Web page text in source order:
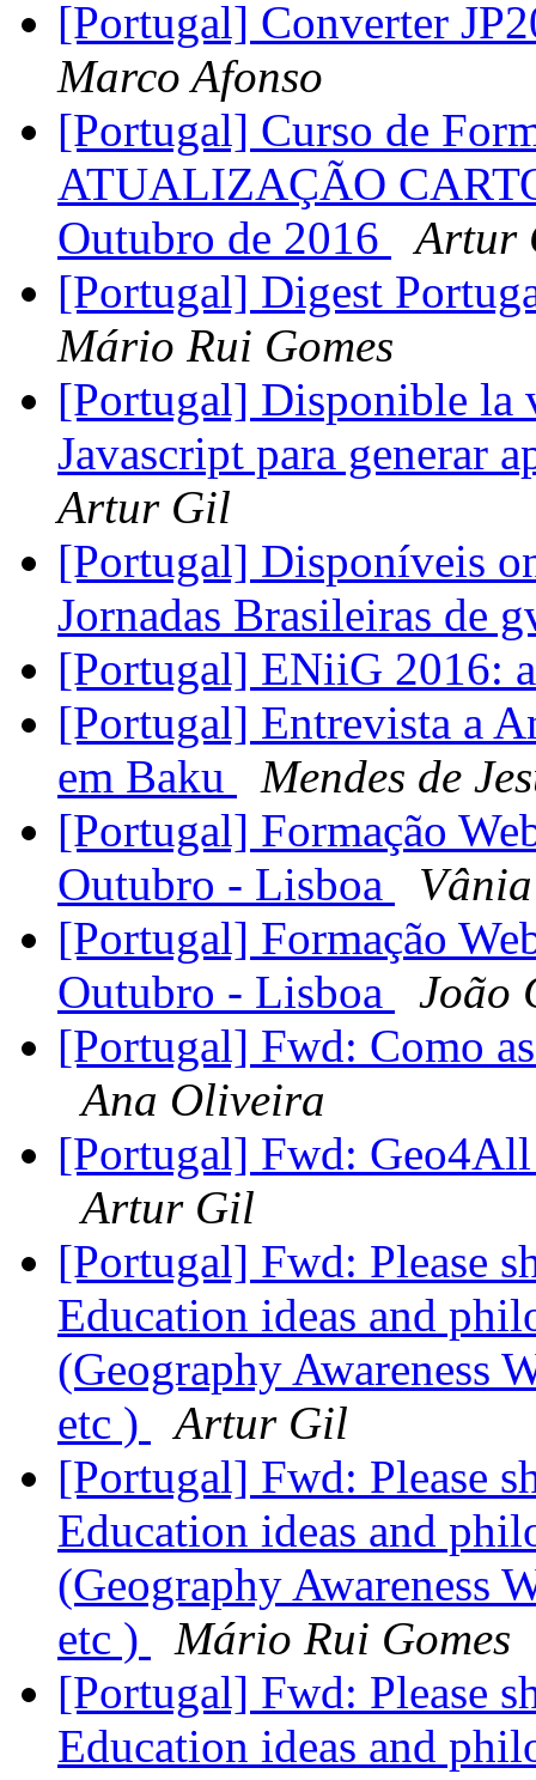
[Portugal] Converter
Marco Afonso
[Portugal] Curso de
ATUALIZAÇÃO
Outubro de 2016
Artur
[Portugal] Digest
Mário Rui Gomes
[Portugal] Disponible la
Javascript para generar
Artur Gil
[Portugal] Disponíveis
Jornadas Brasileiras de
[Portugal] ENiiG 2016:
[Portugal] Entrevista a
em Baku
Mendes de
[Portugal] Formação
Outubro - Lisboa
[Portugal] Formação
Outubro - Lisboa
João
[Portugal] Fwd: Como
Ana Oliveira
[Portugal] Fwd:
Artur Gil
[Portugal] Fwd: Please
Education ideas and
(Geography Awareness
etc )
Artur Gil
[Portugal] Fwd: Please
Education ideas and
(Geography Awareness
etc )
Mário Rui Gomes
[Portugal] Fwd: Please
Education ideas and